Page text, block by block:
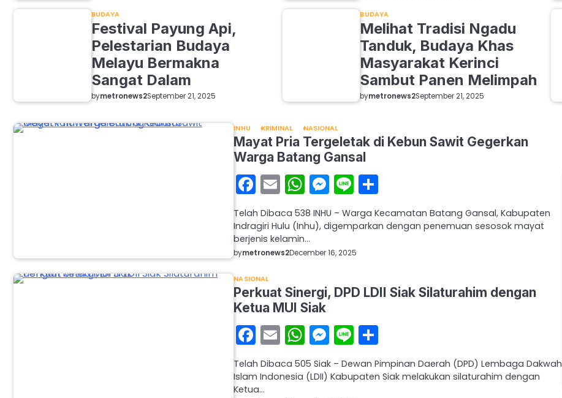
BUDAYA
Festival Payung Api,
Pelestarian Budaya
Melayu Bermakna
Sangat Dalam
bymetronews2September 21, 2025
BUDAYA
Melihat Tradisi Ngadu
Tanduk, Budaya Khas
Masyarakat Kerinci
Sambut Panen Melimpah
bymetronews2September 21, 2025
INHU KRIMINAL NASIONAL
Mayat Pria Tergeletak di Kebun Sawit Gegerkan
Warga Batang Gansal
Facebook
EmailWhatsApp
Messenger
Line
Telah Dibaca 538 INHU – Warga Kecamatan Batang Gansal, Kabupaten
Indragiri Hulu (Inhu), digemparkan dengan penemuan sesosok mayat
berjenis kelamin…
bymetronews2December 16, 2025
NASIONAL
Perkuat Sinergi, DPD LDII Siak Silaturahim dengan
Ketua MUI Siak
Facebook
EmailWhatsApp
Messenger
Line
Telah Dibaca 505 Siak – Dewan Pimpinan Daerah (DPD) Lembaga Dakwah
Islam Indonesia (LDII) Kabupaten Siak melakukan silaturahim dengan
Ketua…